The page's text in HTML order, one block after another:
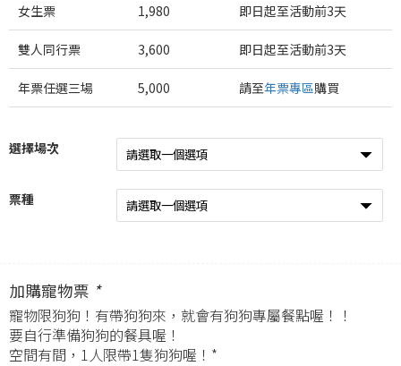
女生票 1,980 即日起至活動前3天
雙人同行票 3,600 即日起至活動前3天
年票任選三場 5,000 請至年票專區購買
選擇場次
票種
加購寵物票 *
寵物限狗狗！有帶狗狗來，就會有狗狗專屬餐點喔！！
要自行準備狗狗的餐具喔！
空間有間，1人限帶1隻狗狗喔！*